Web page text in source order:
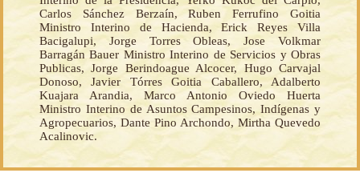
Carlos Sánchez Berzaín, Ruben Ferrufino Goitia
Ministro Interino de Hacienda, Erick Reyes Villa
Bacigalupi, Jorge Torres Obleas, Jose Volkmar
Barragán Bauer Ministro Interino de Servicios y Obras
Publicas, Jorge Berindoague Alcocer, Hugo Carvajal
Donoso, Javier Tórres Goitia Caballero, Adalberto
Kuajara Arandia, Marco Antonio Oviedo Huerta
Ministro Interino de Asuntos Campesinos, Indígenas y
Agropecuarios, Dante Pino Archondo, Mirtha Quevedo
Acalinovic.